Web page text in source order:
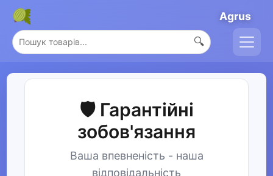
Agrus
🔍
🛡️ Гарантійні
зобов'язання
Ваша впевненість - наша
відповідальність